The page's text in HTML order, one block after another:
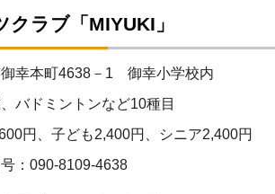
ラブ「MIYUKI」
幸本町4638－1 御幸小学校内
バドミントンなど10種目
円、子ども2,400円、シニア2,400円
：090-8109-4638